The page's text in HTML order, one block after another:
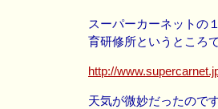
スーパーカーネットの
育研修所というところ
http://www.supercarne
天気が微妙だったので